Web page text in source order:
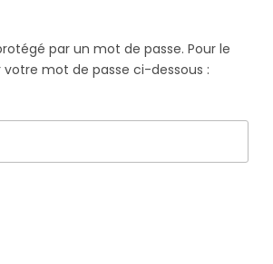
par un mot de passe. Pour le
votre mot de passe ci-dessous :